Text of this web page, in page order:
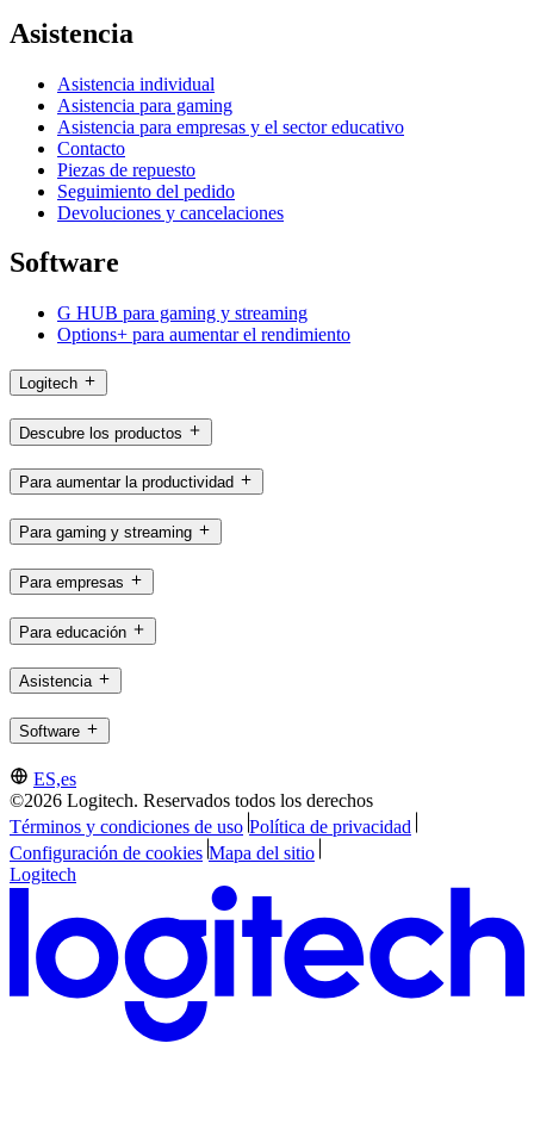
Asistencia
Asistencia individual
Asistencia para gaming
Asistencia para empresas y el sector educativo
Contacto
Piezas de repuesto
Seguimiento del pedido
Devoluciones y cancelaciones
Software
G HUB para gaming y streaming
Options+ para aumentar el rendimiento
Logitech
Descubre los productos
Para aumentar la productividad
Para gaming y streaming
Para empresas
Para educación
Asistencia
Software
ES,es
©2026 Logitech. Reservados todos los derechos
Términos y condiciones de uso Política de privacidad
Configuración de cookies Mapa del sitio
Logitech